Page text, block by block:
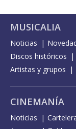
MUSICALIA
Noticias
Discos históricos
Artistas y grupos
CINEMANÍA
Noticias